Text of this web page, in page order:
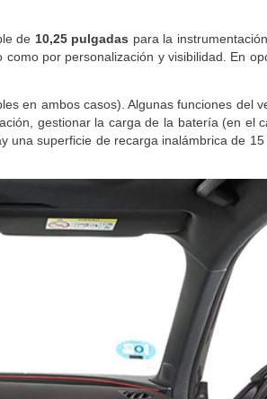
de10,25 pulgadaspara la
por personalización y visibilidad. En
en ambos casos). Algunas funciones del
gestionar la carga de la batería (en el
superficie de recarga inalámbrica de 15